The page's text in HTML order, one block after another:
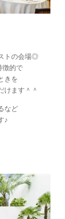
トの会場◎
徴的で
きを
けます＾＾
など
♪